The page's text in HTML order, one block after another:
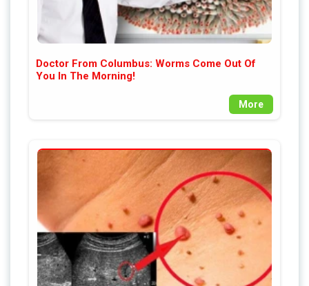
Doctor From Columbus: Worms Come Out Of
You In The Morning!
More